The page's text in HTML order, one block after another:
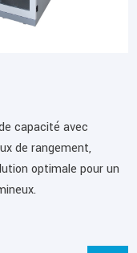
capacité avec
de rangement,
optimale pour un